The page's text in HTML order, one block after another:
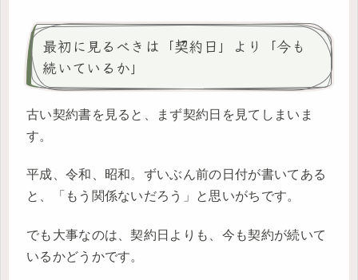
最初に見るべきは「契約日」より「今も
続いているか」
古い契約書を見ると、まず契約日を見てしまいま
す。
平成、令和、昭和。ずいぶん前の日付が書いてある
と、「もう関係ないだろう」と思いがちです。
でも大事なのは、契約日よりも、今も契約が続いて
いるかどうかです。